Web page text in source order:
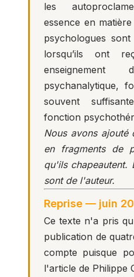
les
essence en
psychologues
lorsqu’ils ont
enseignement
psychanalytique,
souvent
fonction
Nous avons ajouté
en fragments de
qu'ils chapeautent.
sont de l'auteur.
Reprise — juin
Ce texte n'a pris
publication de
compte puisque
l'article de Philippe